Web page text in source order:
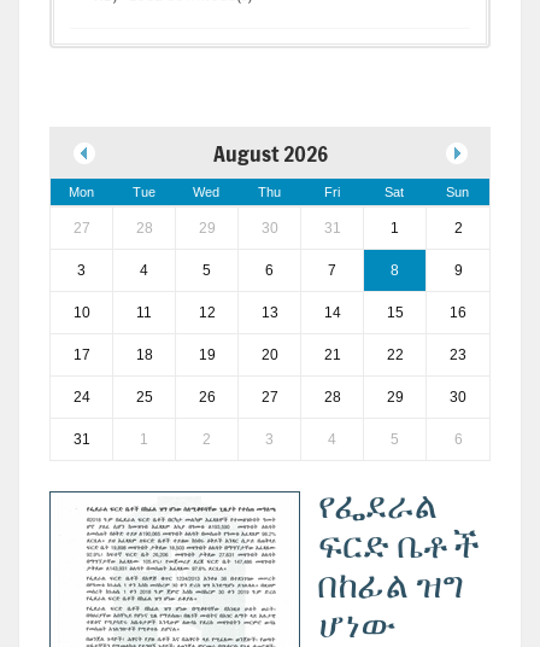
August 2026
Mon Tue Wed Thu Fri Sat Sun
27 28 29 30 31 1 2
3 4 5 6 7 8 9
10 11 12 13 14 15 16
17 18 19 20 21 22 23
24 25 26 27 28 29 30
31 1 2 3 4 5 6
የፌደራል
ፍርድ ቤቶች
በከፊል ዝግ
ሆነው